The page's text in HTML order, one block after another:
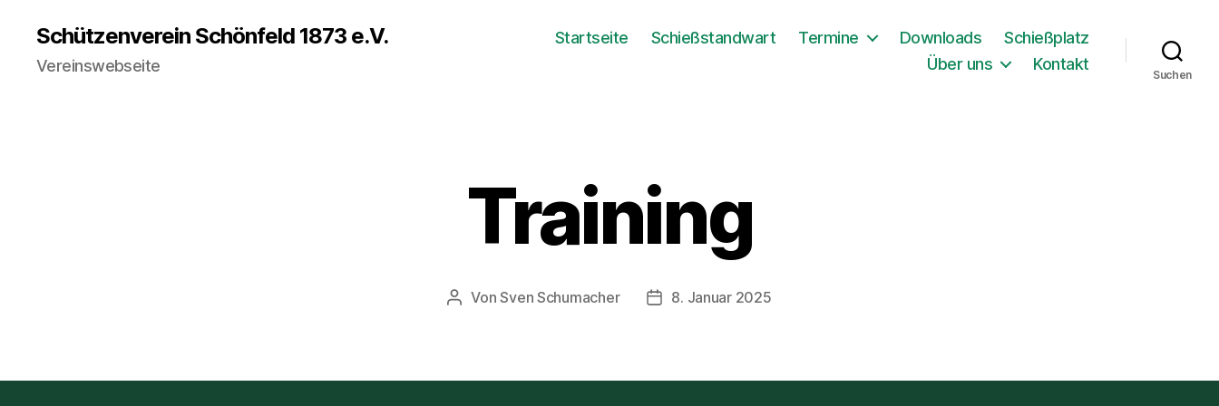
Schützenverein Schönfeld 1873 e.V.
Vereinswebseite
Startseite Schießstandwart Termine Downloads
Schießplatz
Über uns
Kontakt
Suchen
Training
Beitragsautor
VonSven Schumacher Beitragsdatum
8. Januar 2025